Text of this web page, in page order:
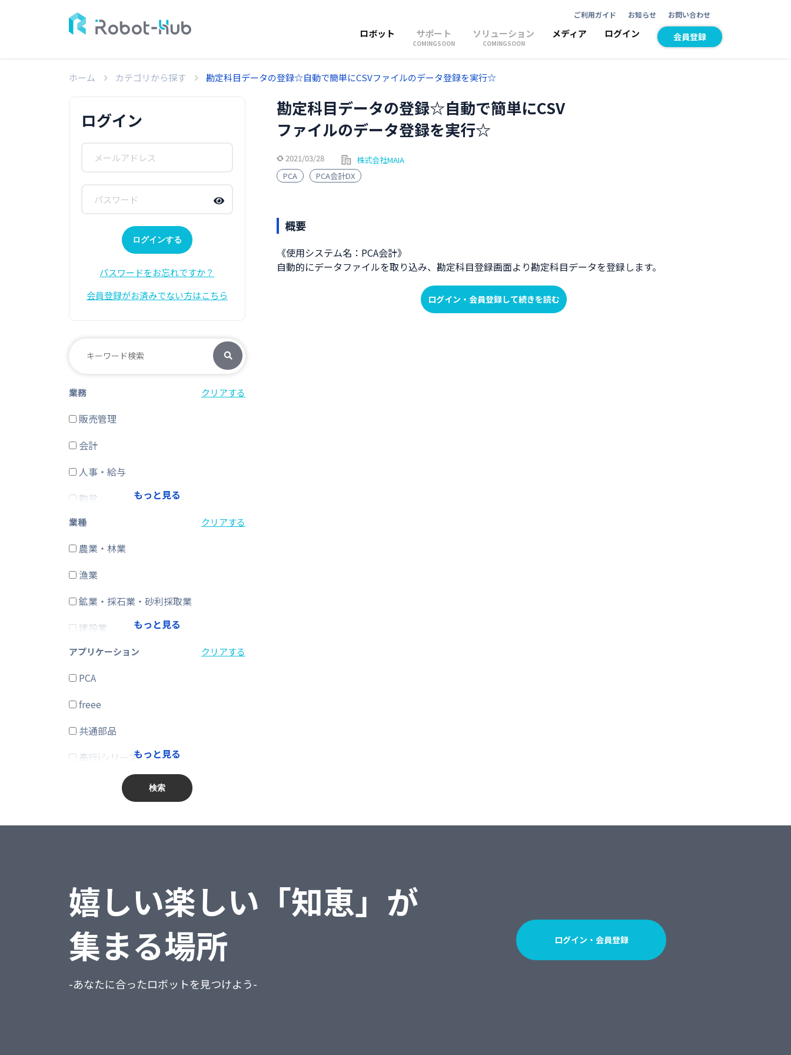
会員登録
ご利用ガイド お知らせ お問い合わせ
ロボット サポート
COMINGSOON
ソリューション
COMINGSOON
メディア ログイン
ホーム カテゴリから探す 勘定科目データの登録☆自動で簡単にCSVファイルのデータ登録を実行☆
勘定科目データの登録☆自動で簡単にCSV
ファイルのデータ登録を実行☆
2021/03/28
株式会社MAIA
PCA
PCA会計DX
概要
《使用システム名：PCA会計》
自動的にデータファイルを取り込み、勘定科目登録画面より勘定科目データを登録します。
ログイン・会員登録して続きを読む
ログイン
ログインする
パスワードをお忘れですか？
会員登録がお済みでない方はこちら
業務 クリアする
販売管理
会計
人事・給与
勤怠
経費精算
CRM・SFA
ERP
在庫購買
その他
もっと見る
業種 クリアする
農業・林業
漁業
鉱業・採石業・砂利採取業
建設業
製造業
電気・ガス・熱供給・水道業
情報通信業
運輸業、郵便業
卸売業、小売業
金融業、保険業
生活関連サービス業・娯楽業
教育、学習支援業
医療、福祉
もっと見る
アプリケーション クリアする
PCA
freee
共通部品
奉行iシリーズ
就業奉行
人事奉行
PCA商魂DX
もっと見る
検索
嬉しい楽しい「知恵」が
集まる場所
-あなたに合ったロボットを見つけよう-
ログイン・会員登録